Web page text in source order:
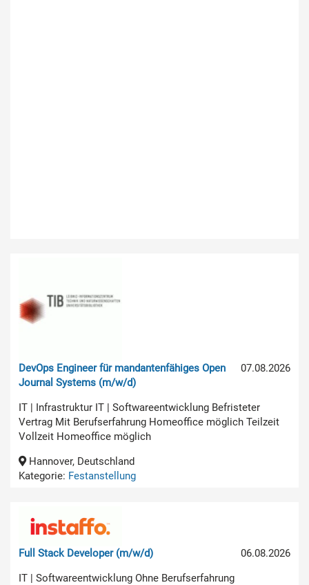
07.08.2026
DevOps Engineer für mandantenfähiges Open
Journal Systems (m/w/d)
IT | Infrastruktur IT | Softwareentwicklung Befristeter
Vertrag Mit Berufserfahrung Homeoffice möglich Teilzeit
Vollzeit Homeoffice möglich
Hannover, Deutschland
Kategorie: Festanstellung
06.08.2026
Full Stack Developer (m/w/d)
IT | Softwareentwicklung Ohne Berufserfahrung